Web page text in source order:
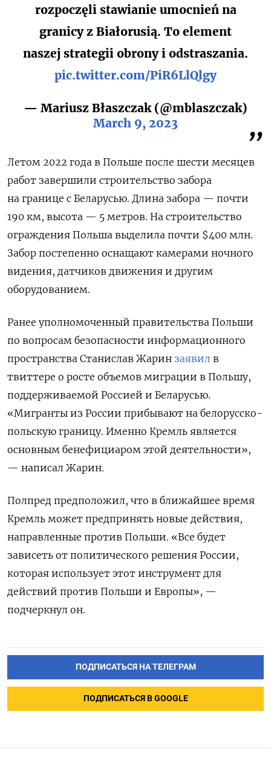
rozpoczęli stawianie umocnień na
granicy z Białorusią. To element
naszej strategii obrony i odstraszania.
pic.twitter.com/PiR6LlQlgy
— Mariusz Błaszczak (@mblaszczak)
March 9, 2023
Летом 2022 года в Польше после шести месяцев
работ завершили строительство забора
на границе с Беларусью. Длина забора — почти
190 км, высота — 5 метров. На строительство
ограждения Польша выделила почти $400 млн.
Забор постепенно оснащают камерами ночного
видения, датчиков движения и другим
оборудованием.
Ранее уполномоченный правительства Польши
по вопросам безопасности информационного
пространства Станислав Жарин заявил в
твиттере о росте объемов миграции в Польшу,
поддерживаемой Россией и Беларусью.
«Мигранты из России прибывают на белорусско-
польскую границу. Именно Кремль является
основным бенефициаром этой деятельности»,
— написал Жарин.
Полпред предположил, что в ближайшее время
Кремль может предпринять новые действия,
направленные против Польши. «Все будет
зависеть от политического решения России,
которая использует этот инструмент для
действий против Польши и Европы», —
подчеркнул он.
ПОДПИСАТЬСЯ НА ТЕЛЕГРАМ
ПОДПИСАТЬСЯ В GOOGLE